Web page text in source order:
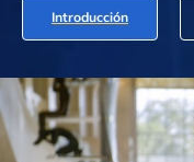
Introducción